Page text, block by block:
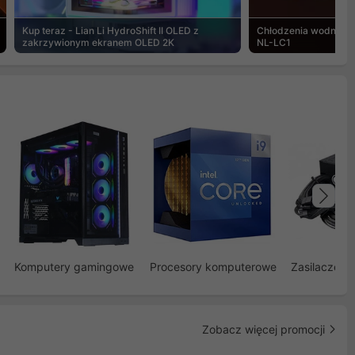
Kup teraz - Lian Li HydroShift II OLED z
zakrzywionym ekranem OLED 2K
Chłodzenia wodne
NL-LC1
Komputery gamingowe Procesory komputerowe Zasilacze
Zobacz więcej promocji